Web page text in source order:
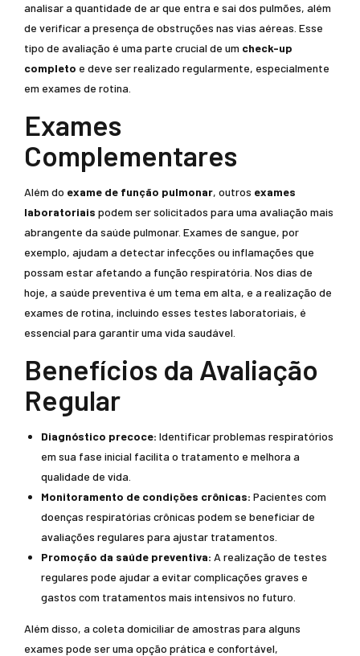
analisar a quantidade de ar que entra e sai dos pulmões, além
de verificar a presença de obstruções nas vias aéreas. Esse
tipo de avaliação é uma parte crucial de um check-up
completo e deve ser realizado regularmente, especialmente
em exames de rotina.
Exames
Complementares
Além do exame de função pulmonar, outros exames
laboratoriais podem ser solicitados para uma avaliação mais
abrangente da saúde pulmonar. Exames de sangue, por
exemplo, ajudam a detectar infecções ou inflamações que
possam estar afetando a função respiratória. Nos dias de
hoje, a saúde preventiva é um tema em alta, e a realização de
exames de rotina, incluindo esses testes laboratoriais, é
essencial para garantir uma vida saudável.
Benefícios da Avaliação
Regular
Diagnóstico precoce: Identificar problemas respiratórios
em sua fase inicial facilita o tratamento e melhora a
qualidade de vida.
Monitoramento de condições crônicas: Pacientes com
doenças respiratórias crônicas podem se beneficiar de
avaliações regulares para ajustar tratamentos.
Promoção da saúde preventiva: A realização de testes
regulares pode ajudar a evitar complicações graves e
gastos com tratamentos mais intensivos no futuro.
Além disso, a coleta domiciliar de amostras para alguns
exames pode ser uma opção prática e confortável,